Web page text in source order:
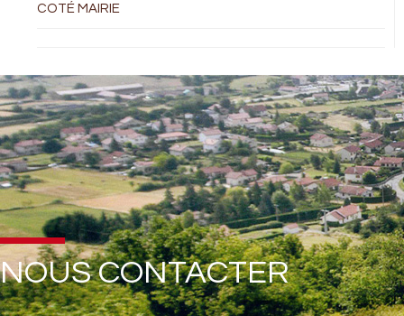
COTÉ MAIRIE
NOUS CONTACTER